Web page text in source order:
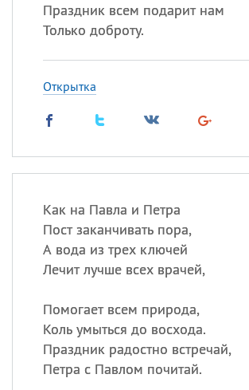
Праздник всем подарит нам
Только доброту.
Открытка
Как на Павла и Петра
Пост заканчивать пора,
А вода из трех ключей
Лечит лучше всех врачей,
Помогает всем природа,
Коль умыться до восхода.
Праздник радостно встречай,
Петра с Павлом почитай.